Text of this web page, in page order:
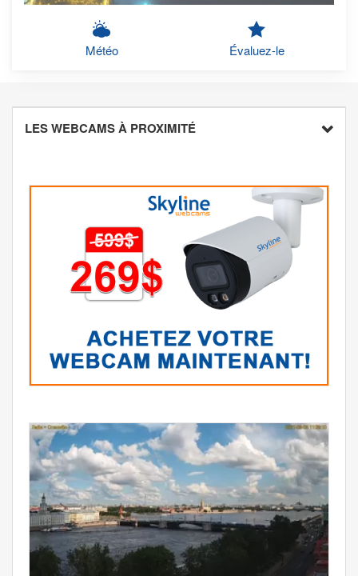
Météo Évaluez-le
LES WEBCAMS À PROXIMITÉ